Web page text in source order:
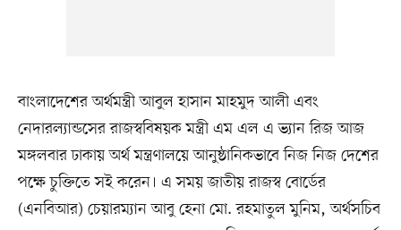
বাংলাদেশের অর্থমন্ত্রী আবুল হাসান মাহমুদ আলী এবং
নেদারল্যান্ডসের রাজস্ববিষয়ক মন্ত্রী এম এল এ ভ্যান রিজ আজ
মঙ্গলবার ঢাকায় অর্থ মন্ত্রণালয়ে আনুষ্ঠানিকভাবে নিজ নিজ দেশের
পক্ষে চুক্তিতে সই করেন। এ সময় জাতীয় রাজস্ব বোর্ডের
(এনবিআর) চেয়ারম্যান আবু হেনা মো. রহমাতুল মুনিম, অর্থসচিব